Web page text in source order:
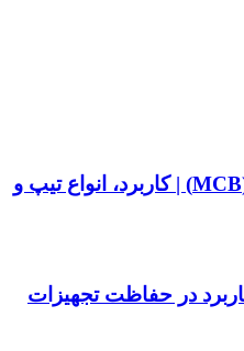
کلید مینیاتوری زیمنس (MCB) | کاربرد، انواع تیپ و
در حفاظت تجهیزات